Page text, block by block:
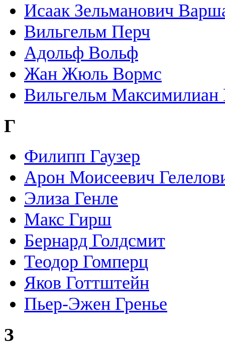
Исаак Зельманович
Вильгельм Перч
Адольф Вольф
Жан Жюль Вормс
Вильгельм Максимилиан
Г
Филипп Гаузер
Арон Моисеевич
Элиза Генле
Макс Гирш
Бернард Голдсмит
Теодор Гомперц
Яков Готтштейн
Пьер-Эжен Гренье
З